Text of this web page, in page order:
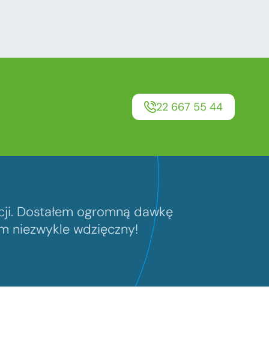
22 667 55 44
Dostałem ogromną dawkę
niezwykle wdzięczny!